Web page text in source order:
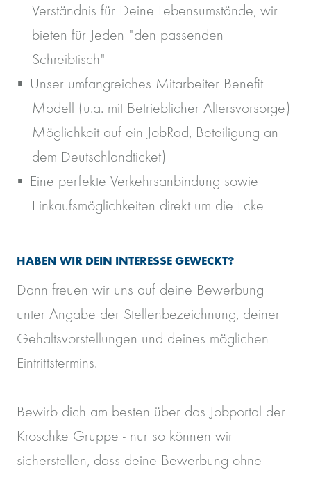
Verständnis für Deine Lebensumstände, wir
bieten für Jeden "den passenden
Schreibtisch"
Unser umfangreiches Mitarbeiter Benefit
Modell (u.a. mit Betrieblicher Altersvorsorge)
Möglichkeit auf ein JobRad, Beteiligung an
dem Deutschlandticket)
Eine perfekte Verkehrsanbindung sowie
Einkaufsmöglichkeiten direkt um die Ecke
HABEN WIR DEIN INTERESSE GEWECKT?
Dann freuen wir uns auf deine Bewerbung
unter Angabe der Stellenbezeichnung, deiner
Gehaltsvorstellungen und deines möglichen
Eintrittstermins.
Bewirb dich am besten über das Jobportal der
Kroschke Gruppe - nur so können wir
sicherstellen, dass deine Bewerbung ohne